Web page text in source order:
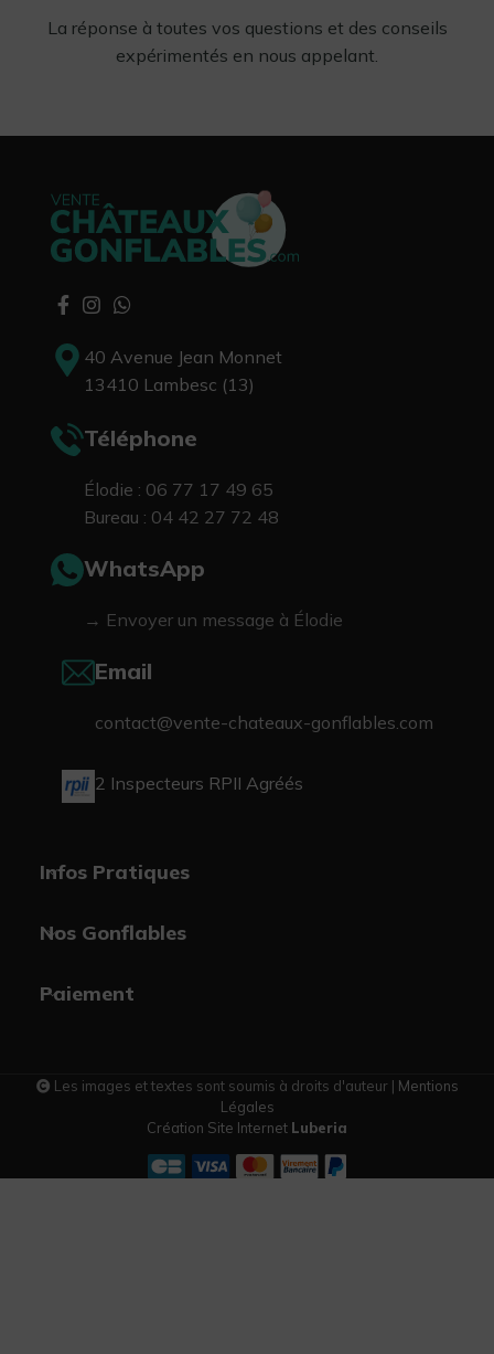
La réponse à toutes vos questions et des conseils
expérimentés en nous appelant.
40 Avenue Jean Monnet
13410 Lambesc (13)
Téléphone
Élodie : 06 77 17 49 65
Bureau : 04 42 27 72 48
WhatsApp
→ Envoyer un message à Élodie
Email
contact@vente-chateaux-gonflables.com
2 Inspecteurs RPII Agréés
Infos Pratiques
Nos Gonflables
Paiement
Les images et textes sont soumis à droits d'auteur | Mentions
Légales
Création Site Internet Luberia